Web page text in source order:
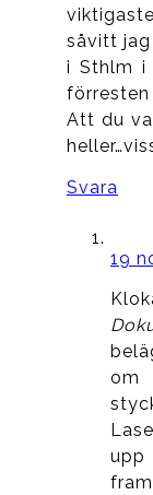
såvitt
i Sthlm i
förresten
Att du
Svara
19